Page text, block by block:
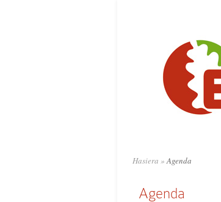
Hasiera »Agenda
Agenda